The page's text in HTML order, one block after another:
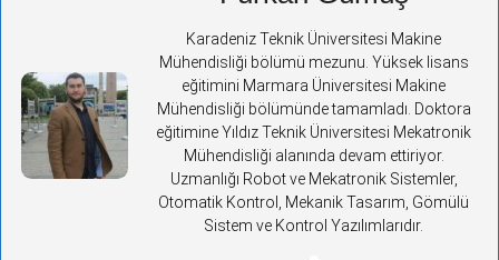
Karadeniz Teknik Üniversitesi Makine
Mühendisliği bölümü mezunu. Yüksek lisans
eğitimini Marmara Üniversitesi Makine
Mühendisliği bölümünde tamamladı. Doktora
eğitimine Yıldız Teknik Üniversitesi Mekatronik
Mühendisliği alanında devam ettiriyor.
Uzmanlığı Robot ve Mekatronik Sistemler,
Otomatik Kontrol, Mekanik Tasarım, Gömülü
Sistem ve Kontrol Yazılımlarıdır.